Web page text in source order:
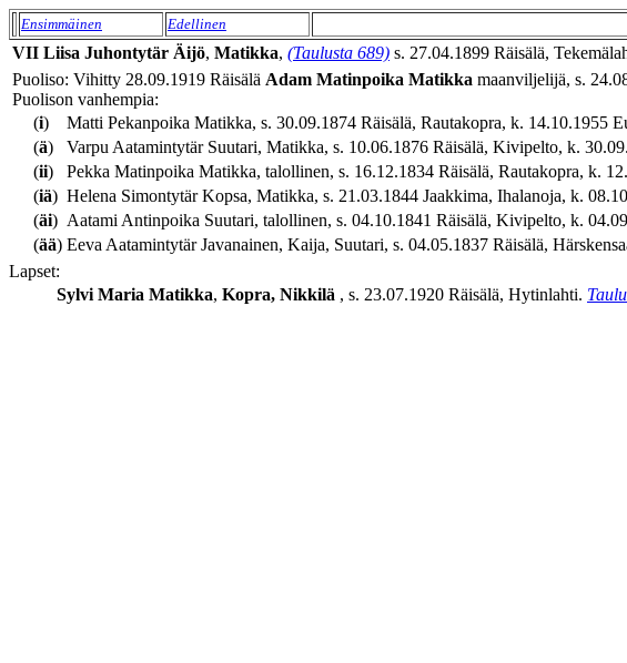
Ensimmäinen Edellinen
VII Liisa Juhontytär Äijö, Matikka, (Taulusta 689) s. 27.04.1899 Räisälä,
Puoliso: Vihitty 28.09.1919 Räisälä Adam Matinpoika Matikka maanviljelijä, s.
Puolison vanhempia:
(i)
Matti Pekanpoika Matikka, s. 30.09.1874 Räisälä, Rautakopra, k. 14.10.1955
(ä)
Varpu Aatamintytär Suutari, Matikka, s. 10.06.1876 Räisälä, Kivipelto, k.
(ii)
Pekka Matinpoika Matikka, talollinen, s. 16.12.1834 Räisälä, Rautakopra, k.
(iä) Helena Simontytär Kopsa, Matikka, s. 21.03.1844 Jaakkima, Ihalanoja, k.
(äi) Aatami Antinpoika Suutari, talollinen, s. 04.10.1841 Räisälä, Kivipelto, k.
(ää) Eeva Aatamintytär Javanainen, Kaija, Suutari, s. 04.05.1837 Räisälä,
Lapset:
Sylvi Maria Matikka, Kopra, Nikkilä , s. 23.07.1920 Räisälä, Hytinlahti.